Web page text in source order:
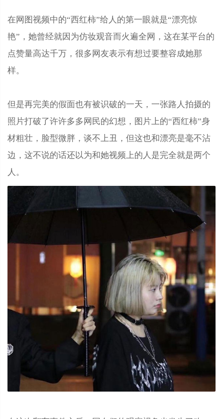
在网图视频中的“西红柿”给人的第一眼就是“漂亮惊
艳”，她曾经就因为仿妆观音而火遍全网，这在某平台的
点赞量高达千万，很多网友表示有想过要整容成她那
样。
但是再完美的假面也有被识破的一天，一张路人拍摄的
照片打破了许许多多网民的幻想，图片上的“西红柿”身
材粗壮，脸型微胖，谈不上丑，但这也和漂亮是毫不沾
边，这不说的话还以为和她视频上的人是完全就是两个
人。